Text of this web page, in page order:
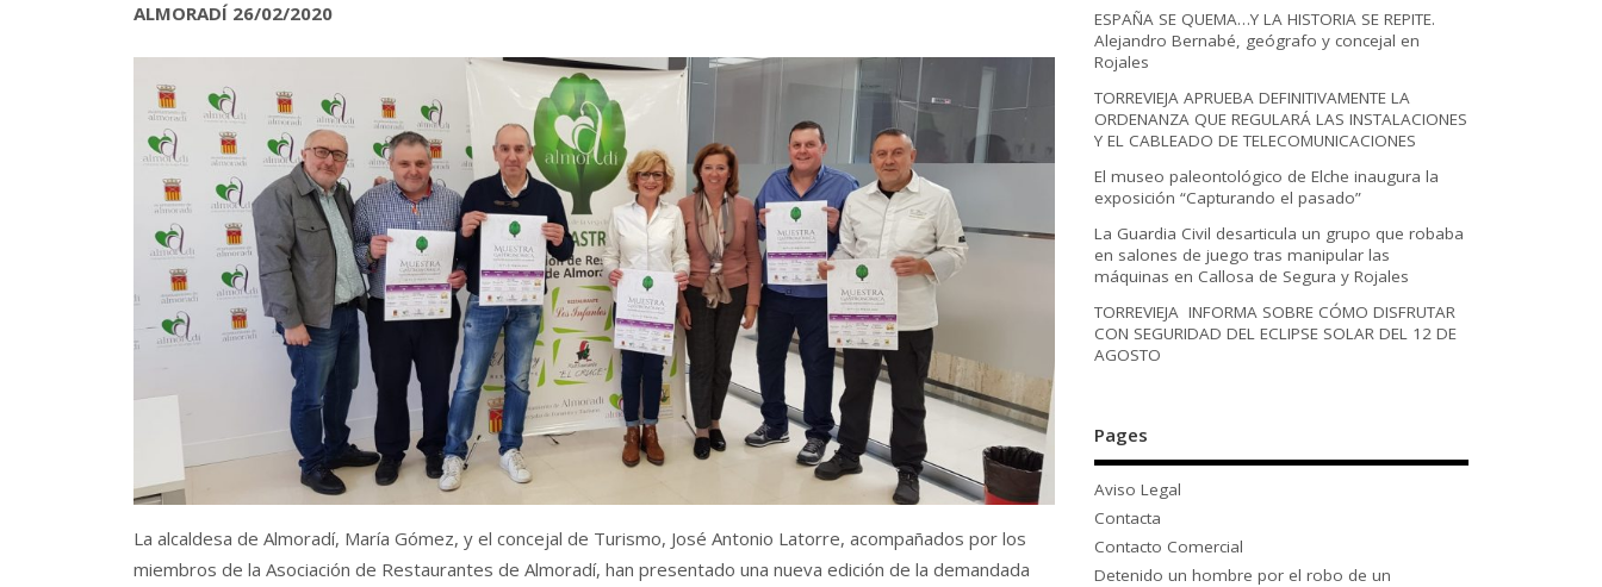
ALMORADÍ 26/02/2020
La alcaldesa de Almoradí, María Gómez, y el concejal de Turismo, José Antonio Latorre, acompañados por los
miembros de la Asociación de Restaurantes de Almoradí, han presentado una nueva edición de la demandada
ESPAÑA SE QUEMA…Y LA HISTORIA SE REPITE.
Alejandro Bernabé, geógrafo y concejal en
Rojales
TORREVIEJA APRUEBA DEFINITIVAMENTE LA
ORDENANZA QUE REGULARÁ LAS INSTALACIONES
Y EL CABLEADO DE TELECOMUNICACIONES
El museo paleontológico de Elche inaugura la
exposición “Capturando el pasado”
La Guardia Civil desarticula un grupo que robaba
en salones de juego tras manipular las
máquinas en Callosa de Segura y Rojales
TORREVIEJA INFORMA SOBRE CÓMO DISFRUTAR
CON SEGURIDAD DEL ECLIPSE SOLAR DEL 12 DE
AGOSTO
Pages
Aviso Legal
Contacta
Contacto Comercial
Detenido un hombre por el robo de un